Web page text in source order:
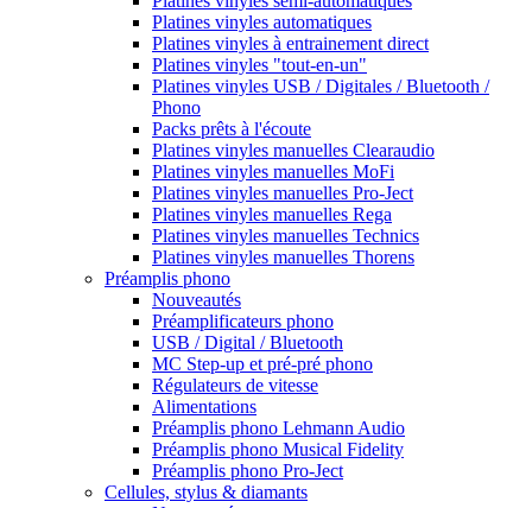
Platines vinyles automatiques
Platines vinyles à entrainement direct
Platines vinyles "tout-en-un"
Platines vinyles USB / Digitales / Bluetooth /
Phono
Packs prêts à l'écoute
Platines vinyles manuelles Clearaudio
Platines vinyles manuelles MoFi
Platines vinyles manuelles Pro-Ject
Platines vinyles manuelles Rega
Platines vinyles manuelles Technics
Platines vinyles manuelles Thorens
Préamplis phono
Nouveautés
Préamplificateurs phono
USB / Digital / Bluetooth
MC Step-up et pré-pré phono
Régulateurs de vitesse
Alimentations
Préamplis phono Lehmann Audio
Préamplis phono Musical Fidelity
Préamplis phono Pro-Ject
Cellules, stylus & diamants